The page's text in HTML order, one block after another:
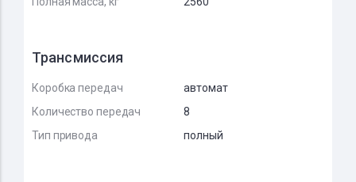
Трансмиссия
Коробка передач
автомат
Количество передач
8
Тип привода
полный